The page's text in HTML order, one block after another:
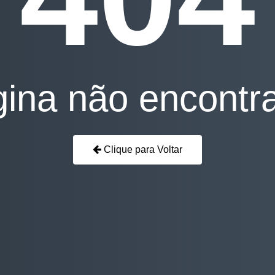
não
Clique para Voltar